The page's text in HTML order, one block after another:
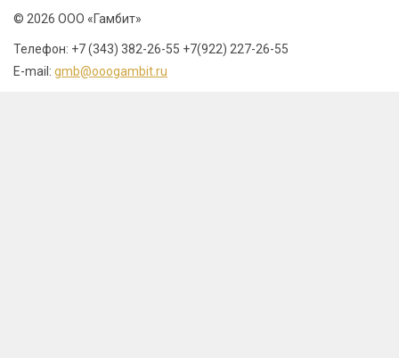
© 2026 ООО «Гамбит»
Телефон: +7 (343) 382-26-55 +7(922) 227-26-55
E-mail: gmb@ooogambit.ru